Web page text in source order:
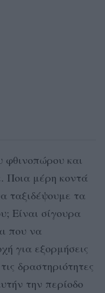
φθινοπώρου και
Ποια μέρη κοντά
ταξιδέψουμε τα
Είναι σίγουρα
που να
για εξορμήσεις
δραστηριότητες
την περίοδο